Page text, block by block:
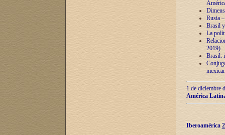
Rusia
Brasil
La
2019)
Brasil:
1 de diciembre
América
Iberoamérica